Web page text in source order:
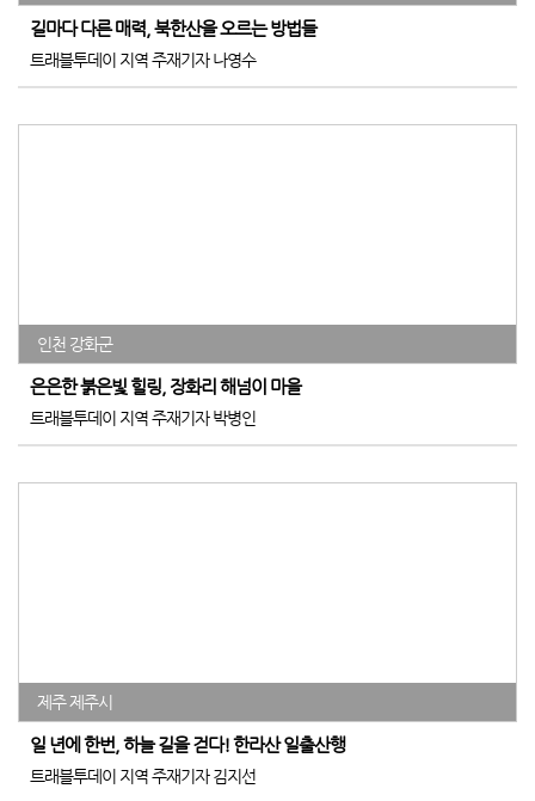
길마다 다른 매력, 북한산을 오르는 방법들
트래블투데이 지역 주재기자 나영수
인천 강화군
은은한 붉은빛 힐링, 장화리 해넘이 마을
트래블투데이 지역 주재기자 박병인
제주 제주시
일 년에 한번, 하늘 길을 걷다! 한라산 일출산행
트래블투데이 지역 주재기자 김지선